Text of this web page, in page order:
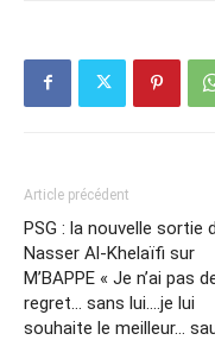
Article précédent
PSG : la nouvelle sortie
Nasser Al-Khelaïfi sur
M’BAPPE « Je n’ai pas
regret… sans lui….je lui
souhaite le meilleur…